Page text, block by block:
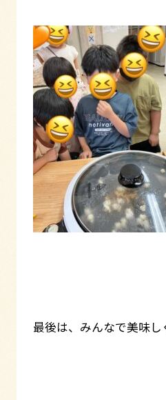
最後は、みんなで美味